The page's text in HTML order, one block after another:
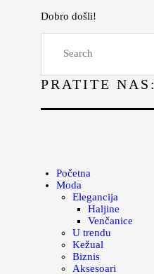
Dobro došli!
PRATITE NAS:
Početna
Moda
Elegancija
Haljine
Venčanice
U trendu
Kežual
Biznis
Aksesoari
Lepota
Kuhinja
Magazin